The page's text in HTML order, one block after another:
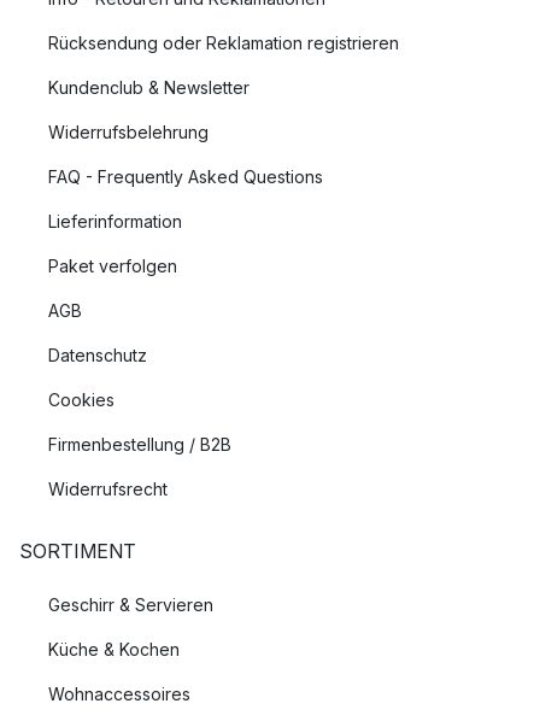
Rücksendung oder Reklamation registrieren
Kundenclub & Newsletter
Widerrufsbelehrung
FAQ - Frequently Asked Questions
Lieferinformation
Paket verfolgen
AGB
Datenschutz
Cookies
Firmenbestellung / B2B
Widerrufsrecht
SORTIMENT
Geschirr & Servieren
Küche & Kochen
Wohnaccessoires